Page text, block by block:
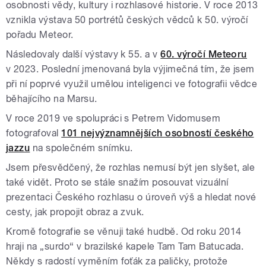
osobnosti vědy, kultury i rozhlasové historie. V roce 2013
vznikla výstava 50 portrétů českých vědců k 50. výročí
pořadu Meteor.
Následovaly další výstavy k 55. a v60. výročí Meteoru
v 2023. Poslední jmenovaná byla výjimečná tím, že jsem
při ní poprvé využil umělou inteligenci ve fotografii vědce
běhajícího na Marsu.
V roce 2019 ve spolupráci s Petrem Vidomusem
fotografoval101 nejvýznamnějších osobností českého
jazzu na společném snímku.
Jsem přesvědčený, že rozhlas nemusí být jen slyšet, ale
také vidět. Proto se stále snažím posouvat vizuální
prezentaci Českého rozhlasu o úroveň výš a hledat nové
cesty, jak propojit obraz a zvuk.
Kromě fotografie se věnuji také hudbě. Od roku 2014
hraji na „surdo“ v brazilské kapele Tam Tam Batucada.
Někdy s radostí vyměním foťák za paličky, protože